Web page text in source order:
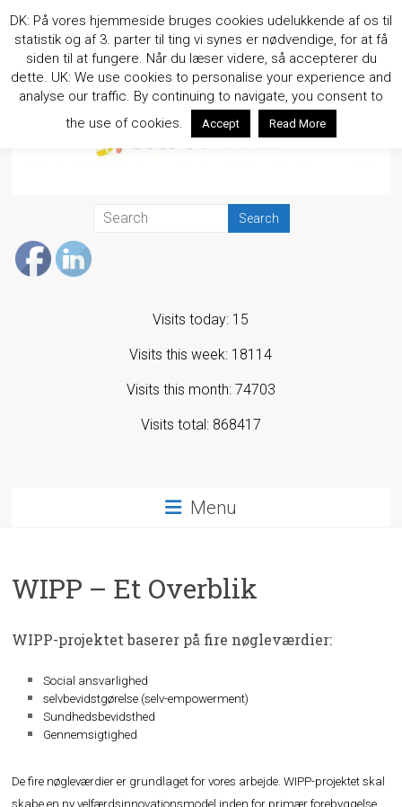
to
content
Visits today: 15
Visits this week: 18114
Visits this month: 74703
Visits total: 868417
Menu
WIPP – Et Overblik
WIPP-projektet baserer på fire nøgleværdier:
Social ansvarlighed
selvbevidstgørelse (selv-empowerment)
Sundhedsbevidsthed
Gennemsigtighed
De fire nøgleværdier er grundlaget for vores arbejde. WIPP-projektet skal
skabe en ny velfærdsinnovationsmodel inden for primær forebyggelse.
DK: På vores hjemmeside bruges cookies udelukkende af os til
statistik og af 3. parter til ting vi synes er nødvendige, for at få
siden til at fungere. Når du læser videre, så accepterer du
dette. UK: We use cookies to personalise your experience and
analyse our traffic. By continuing to navigate, you consent to
the use of cookies.
Accept Read More